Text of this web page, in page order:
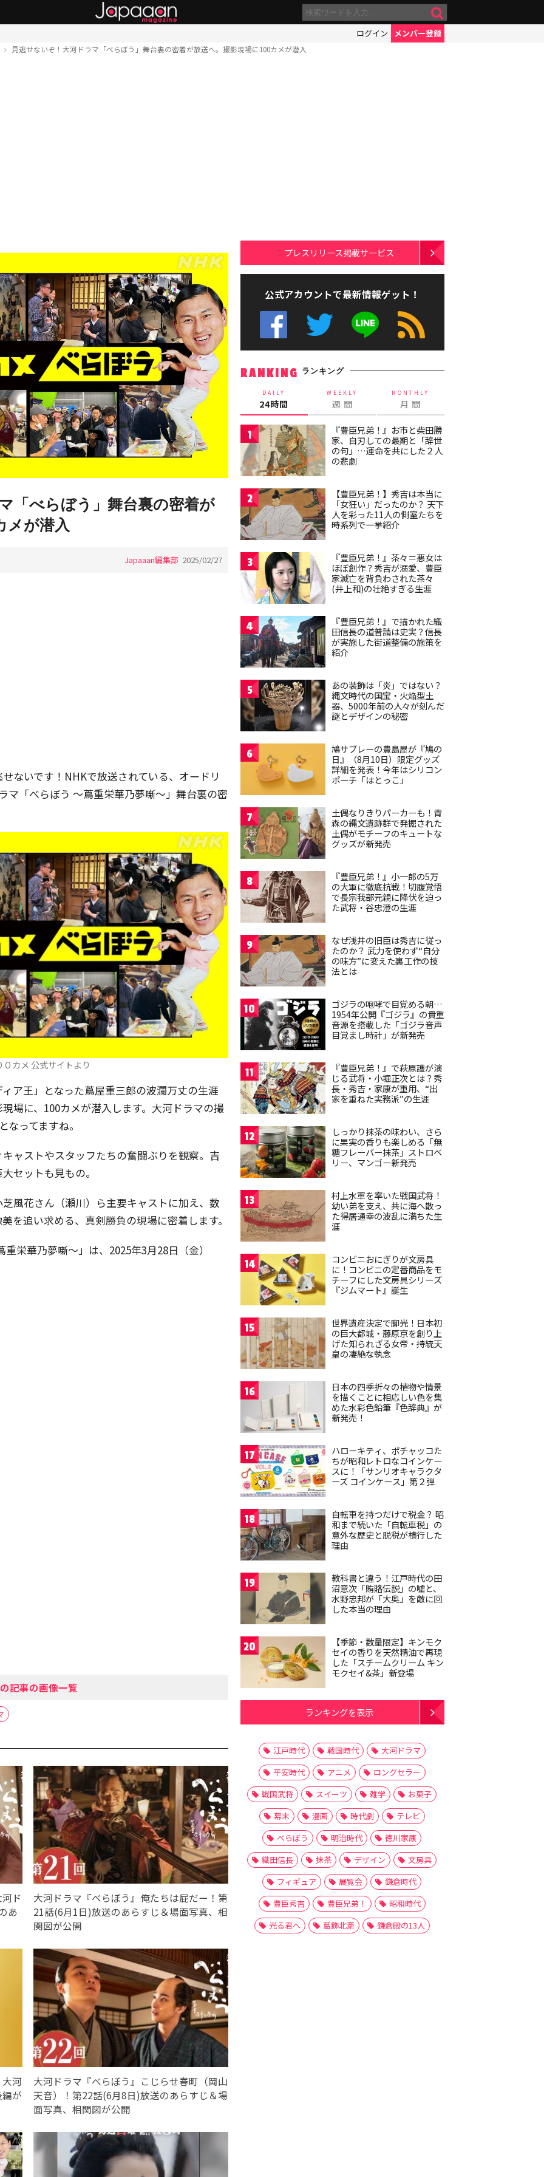
ログイン メンバー登録
見逃せないぞ！大河ドラマ「べらぼう」舞台裏の密着が放送へ。撮影現場に100カメが潜入
「べらぼう」舞台裏の密着が
メが潜入
Japaaan編集部 2025/02/27
ないです！NHKで放送されている、オードリ
マ「べらぼう ～蔦重栄華乃夢噺～」舞台裏の密
カメ 公式サイトより
ア王」となった蔦屋重三郎の波瀾万丈の生涯
場に、100カメが潜入します。大河ドラマの撮
ってますね。
ャストやスタッフたちの奮闘ぶりを観察。吉
セットも見もの。
風花さん（瀬川）ら主要キャストに加え、数
を追い求める、真剣勝負の現場に密着します。
栄華乃夢噺～」は、2025年3月28日（金）
記事の画像一覧
ド
あ
大河ドラマ『べらぼう』俺たちは屁だー！第
21話(6月1日)放送のあらすじ＆場面写真、相
関図が公開
河
が
大河ドラマ『べらぼう』こじらせ春町（岡山
天音）！第22話(6月8日)放送のあらすじ＆場
面写真、相関図が公開
プレスリリース掲載サービス
公式アカウントで最新情報ゲット！
RANKING ランキング
DAILY
24時間
WEEKLY
週 間
MONTHLY
月 間
1
『豊臣兄弟！』お市と柴田勝
家、自刃しての最期と「辞世
の句」…運命を共にした２人
の悲劇
2
【豊臣兄弟！】秀吉は本当に
「女狂い」だったのか？ 天下
人を彩った11人の側室たちを
時系列で一挙紹介
3
『豊臣兄弟！』茶々＝悪女は
ほぼ創作？秀吉が溺愛、豊臣
家滅亡を背負わされた茶々
(井上和)の壮絶すぎる生涯
4
『豊臣兄弟！』で描かれた織
田信長の道普請は史実？信長
が実施した街道整備の施策を
紹介
5
あの装飾は「炎」ではない？
縄文時代の国宝・火焔型土
器、5000年前の人々が刻んだ
謎とデザインの秘密
6
鳩サブレーの豊島屋が『鳩の
日』（8月10日）限定グッズ
詳細を発表！今年はシリコン
ポーチ「はとっこ」
7
土偶なりきりパーカーも！青
森の縄文遺跡群で発掘された
土偶がモチーフのキュートな
グッズが新発売
8
『豊臣兄弟！』小一郎の5万
の大軍に徹底抗戦！切腹覚悟
で長宗我部元親に降伏を迫っ
た武将・谷忠澄の生涯
9
なぜ浅井の旧臣は秀吉に従っ
たのか？ 武力を使わず“自分
の味方”に変えた裏工作の技
法とは
10
ゴジラの咆哮で目覚める朝…
1954年公開『ゴジラ』の貴重
音源を搭載した「ゴジラ音声
目覚まし時計」が新発売
11
『豊臣兄弟！』で萩原護が演
じる武将・小堀正次とは？秀
長・秀吉・家康が重用、“出
家を重ねた実務派”の生涯
12
しっかり抹茶の味わい、さら
に果実の香りも楽しめる「無
糖フレーバー抹茶」ストロベ
リー、マンゴー新発売
13
村上水軍を率いた戦国武将！
幼い弟を支え、共に海へ散っ
た得居通幸の波乱に満ちた生
涯
14
コンビニおにぎりが文房具
に！コンビニの定番商品をモ
チーフにした文房具シリーズ
『ジムマート』誕生
15
世界遺産決定で脚光！日本初
の巨大都城・藤原京を創り上
げた知られざる女帝・持統天
皇の凄絶な執念
16
日本の四季折々の植物や情景
を描くことに相応しい色を集
めた水彩色鉛筆『色辞典』が
新発売！
17
ハローキティ、ポチャッコた
ちが昭和レトロなコインケー
スに！「サンリオキャラクタ
ーズ コインケース」第２弾
18
自転車を持つだけで税金？ 昭
和まで続いた「自転車税」の
意外な歴史と脱税が横行した
理由
19
教科書と違う！江戸時代の田
沼意次「賄賂伝説」の嘘と、
水野忠邦が「大奥」を敵に回
した本当の理由
20
【季節・数量限定】キンモク
セイの香りを天然精油で再現
した「スチームクリーム キン
モクセイ&茶」新登場
ランキングを表示
江戸時代 戦国時代
大河ドラマ
平安時代
アニメ
ロングセラー
戦国武将
スイーツ 雑学
お菓子
幕末
漫画 時代劇
テレビ
べらぼう
明治時代
徳川家康
織田信長
抹茶 デザイン
文房具
フィギュア
展覧会
鎌倉時代
豊臣秀吉
豊臣兄弟！
昭和時代
光る君へ
葛飾北斎 鎌倉殿の13人